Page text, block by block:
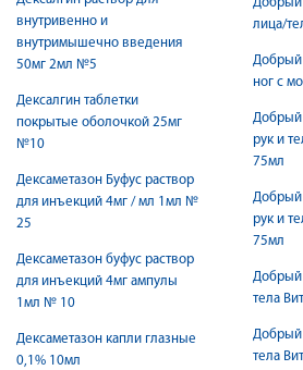
внутривенно и
внутримышечно введения
50мг 2мл №5
Дексалгин таблетки
покрытые оболочкой 25мг
№10
Дексаметазон Буфус раствор
для инъекций 4мг / мл 1мл №
25
Дексаметазон буфус раствор
для инъекций 4мг ампулы
1мл № 10
Дексаметазон капли глазные
0,1% 10мл
лица/
Добрый
ног с
Добрый
рук и
75мл
Добрый
рук и
75мл
Добрый
тела
Добрый
тела